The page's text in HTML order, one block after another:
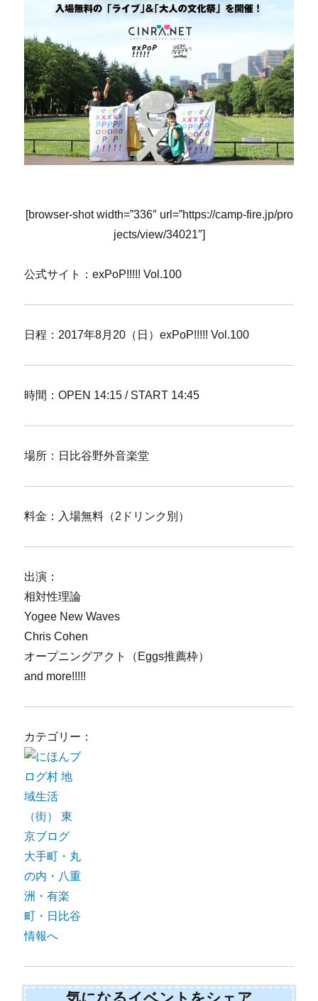
[browser-shot width=”336″ url=”https://camp-fire.jp/pro
jects/view/34021″]
公式サイト：exPoP!!!!! Vol.100
日程：2017年8月20（日）exPoP!!!!! Vol.100
時間：OPEN 14:15 / START 14:45
場所：日比谷野外音楽堂
料金：入場無料（2ドリンク別）
出演：
相対性理論
Yogee New Waves
Chris Cohen
オープニングアクト（Eggs推薦枠）
and more!!!!!
カテゴリー：
気になるイベントをシェア